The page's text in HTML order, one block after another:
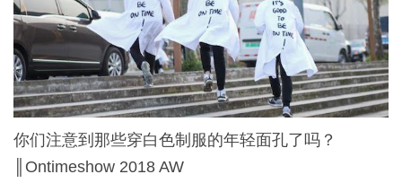
你们注意到那些穿白色制服的年轻面孔了吗？
║Ontimeshow 2018 AW